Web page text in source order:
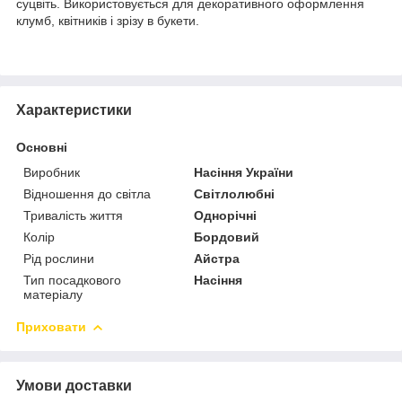
суцвіть. Використовується для декоративного оформлення
клумб, квітників і зрізу в букети.
Характеристики
Основні
Виробник
Насіння України
Відношення до світла
Світлолюбні
Тривалість життя
Однорічні
Колір
Бордовий
Рід рослини
Айстра
Тип посадкового
матеріалу
Насіння
Приховати
Умови доставки